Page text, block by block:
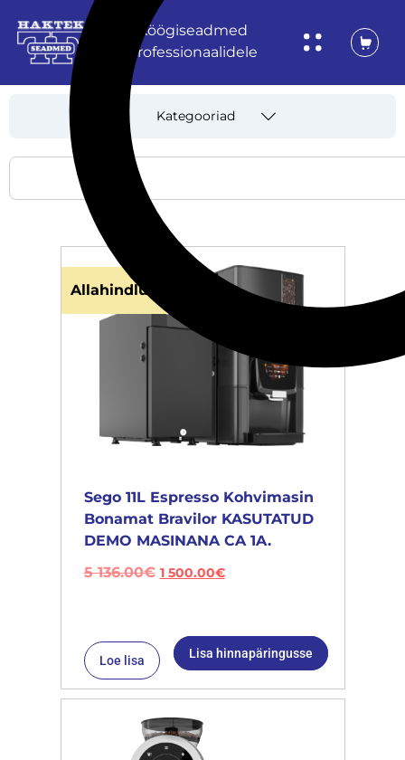
Köögiseadmed
professionaalidele
Kategooriad
Allahindlus!
Sego 11L Espresso Kohvimasin
Bonamat Bravilor KASUTATUD
DEMO MASINANA CA 1A.
5 136.00€ 1 500.00€
Loe lisa Lisa hinnapäringusse